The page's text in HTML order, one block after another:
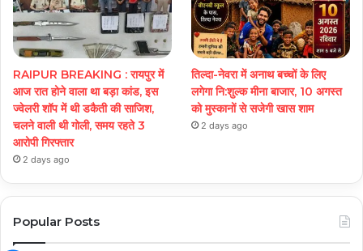
RAIPUR BREAKING : रायपुर में
आज रात होने वाला था बड़ा कांड, इस
ज्वेलरी शॉप में थी डकैती की साजिश,
चलने वाली थी गोली, समय रहते 3
आरोपी गिरफ्तार
2 days ago
तिल्दा-नेवरा में अनाथ बच्चों के लिए
लगेगा नि:शुल्क मीना बाजार, 10 अगस्त
को मुस्कानों से सजेगी खास शाम
2 days ago
Popular Posts